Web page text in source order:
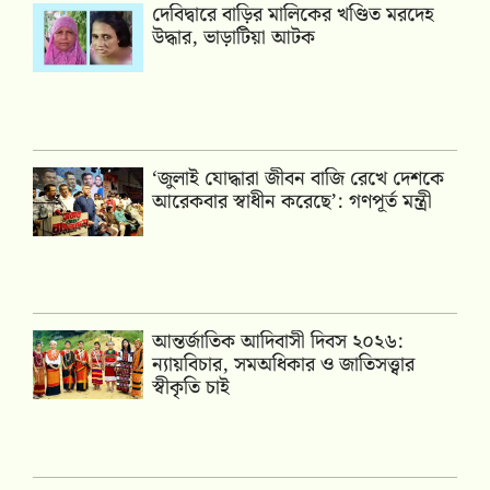
দেবিদ্বারে বাড়ির মালিকের খণ্ডিত মরদেহ
উদ্ধার, ভাড়াটিয়া আটক
‘জুলাই যোদ্ধারা জীবন বাজি রেখে দেশকে
আরেকবার স্বাধীন করেছে’: গণপূর্ত মন্ত্রী
আন্তর্জাতিক আদিবাসী দিবস ২০২৬:
ন্যায়বিচার, সমঅধিকার ও জাতিসত্ত্বার
স্বীকৃতি চাই